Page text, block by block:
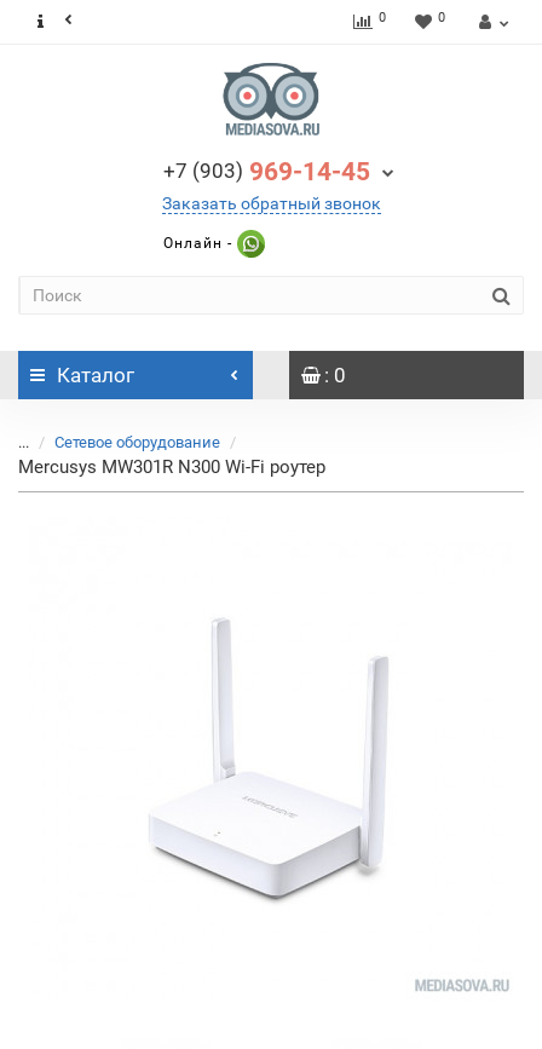
0 0
+7 (903) 969-14-45
Заказать обратный звонок
Онлайн -
Каталог : 0
... Сетевое оборудование
Mercusys MW301R N300 Wi-Fi роутер